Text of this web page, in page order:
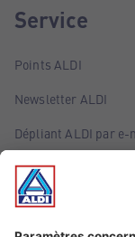
Service
Points ALDI
Newsletter ALDI
Dépliant ALDI par e-
Offres
Infos essentielles